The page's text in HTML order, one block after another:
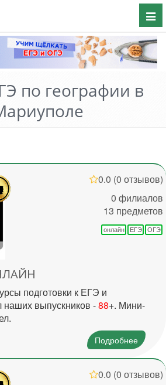
по географии в
0.0 (0 отзывов)
0 филиалов
13 предметов
онлайн ЕГЭ ОГЭ
подготовки к ЕГЭ и
выпускников -88+. Мини-
Подробнее
0.0 (0 отзывов)